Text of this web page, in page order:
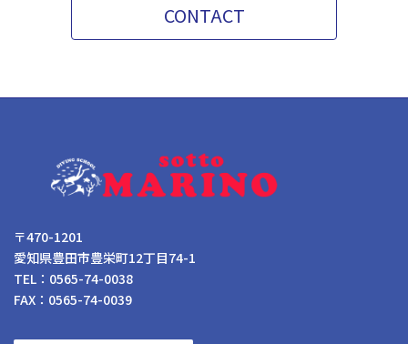
CONTACT
〒470-1201
愛知県豊田市豊栄町12丁目74-1
TEL：0565-74-0038
FAX：0565-74-0039